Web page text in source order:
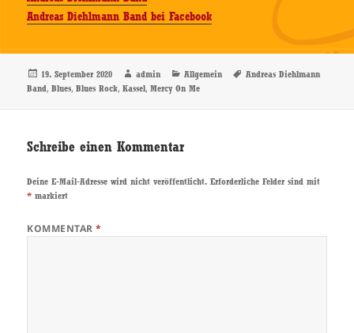
Andreas Diehlmann Band bei Facebook
Veröffentlicht
am
19. September 2020 Autor
admin Kategorien
Allgemein Schlagwörter
Andreas Diehlmann
Band,Blues,Blues Rock,Kassel,Mercy On Me
Schreibe einen Kommentar
Deine E-Mail-Adresse wird nicht veröffentlicht. Erforderliche Felder sind mit
* markiert
KOMMENTAR*